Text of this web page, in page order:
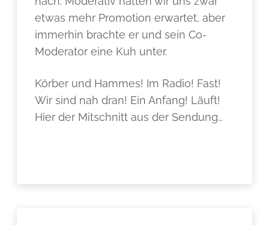
etwas mehr Promotion erwartet, aber
immerhin brachte er und sein Co-
Moderator eine Kuh unter.
Körber und Hammes! Im Radio! Fast!
Wir sind nah dran! Ein Anfang! Läuft!
Hier der Mitschnitt aus der Sendung…